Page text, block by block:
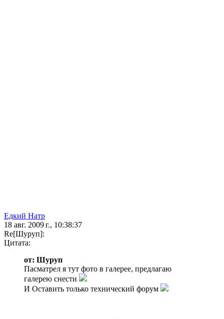
Едкий Натр
18 авг. 2009 г., 10:38:37
Re[Шуруп]:
Цитата:
от: Шуруп
Пасматрел я тут фото в галерее, предлагаю
галерею снести
И Оставить только технический форум